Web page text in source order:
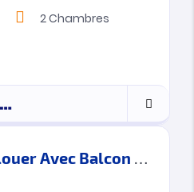
2Chambres
Appartement à louer Avec Balcon – Malabata Hills – Vacances